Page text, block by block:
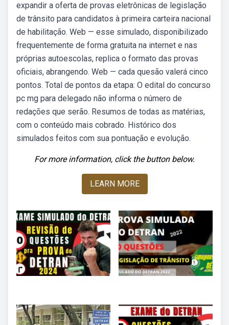
expandir a oferta de provas eletrônicas de legislação
de trânsito para candidatos à primeira carteira nacional
de habilitação. Web — esse simulado, disponibilizado
frequentemente de forma gratuita na internet e nas
próprias autoescolas, replica o formato das provas
oficiais, abrangendo. Web — cada quesão valerá cinco
pontos. Total de pontos da etapa: O edital do concurso
pc mg para delegado não informa o número de
redações que serão. Resumos de todas as matérias,
com o conteúdo mais cobrado. Histórico dos
simulados feitos com sua pontuação e evolução.
For more information, click the button below.
LEARN MORE